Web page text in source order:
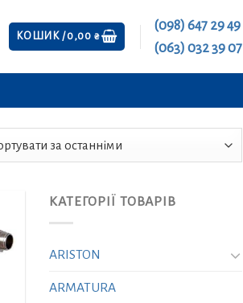
КОШИК /0,00 ₴
(098) 647 29 49
(063) 032 39 07
КАТЕГОРІЇ ТОВАРІВ
ARISTON
ARMATURA